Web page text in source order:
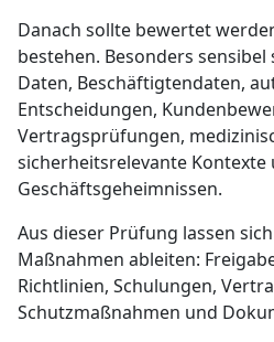
Danach sollte bewertet
bestehen. Besonders
Daten, Beschäftigtendaten,
Entscheidungen,
Vertragsprüfungen,
sicherheitsrelevante
Geschäftsgeheimnissen.
Aus dieser Prüfung lassen
Maßnahmen ableiten:
Richtlinien, Schulungen,
Schutzmaßnahmen und